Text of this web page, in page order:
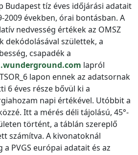
Budapest tíz éves időjárási adatait
2009 években, órai bontásban. A
nedvesség értékek az OMSZ
dekódolásával születtek, a
csapadék a
lapról
lapon ennek az adatsornak
6 éves része bővül ki a
napi értékével. Utóbbit a
Itt a mérés déli tájolású, 45°-
történt, a táblán szereplő
számítva. A kivonatoknál
PVGS európai adatait és az